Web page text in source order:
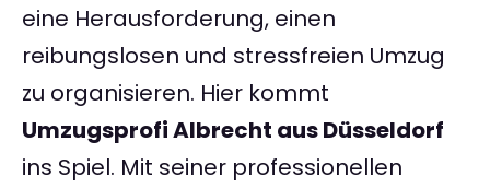
eine Herausforderung, einen
reibungslosen und stressfreien Umzug
zu organisieren. Hier kommt
Umzugsprofi Albrecht aus Düsseldorf
ins Spiel. Mit seiner professionellen